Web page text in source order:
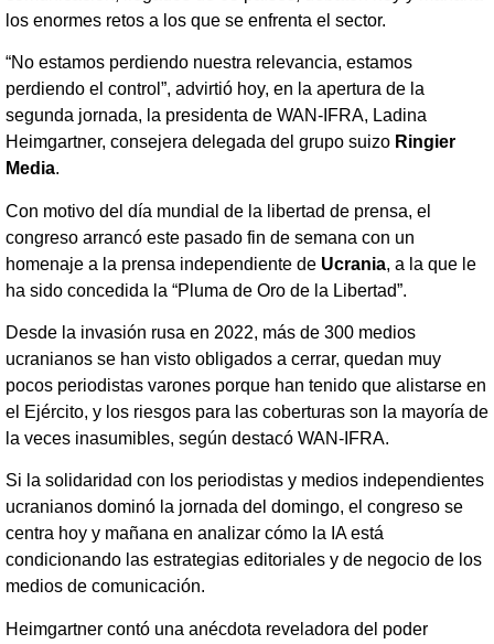
los enormes retos a los que se enfrenta el sector.
“No estamos perdiendo nuestra relevancia, estamos
perdiendo el control”, advirtió hoy, en la apertura de la
segunda jornada, la presidenta de WAN-IFRA, Ladina
Heimgartner, consejera delegada del grupo suizo Ringier
Media.
Con motivo del día mundial de la libertad de prensa, el
congreso arrancó este pasado fin de semana con un
homenaje a la prensa independiente de Ucrania, a la que le
ha sido concedida la “Pluma de Oro de la Libertad”.
Desde la invasión rusa en 2022, más de 300 medios
ucranianos se han visto obligados a cerrar, quedan muy
pocos periodistas varones porque han tenido que alistarse en
el Ejército, y los riesgos para las coberturas son la mayoría de
la veces inasumibles, según destacó WAN-IFRA.
Si la solidaridad con los periodistas y medios independientes
ucranianos dominó la jornada del domingo, el congreso se
centra hoy y mañana en analizar cómo la IA está
condicionando las estrategias editoriales y de negocio de los
medios de comunicación.
Heimgartner contó una anécdota reveladora del poder